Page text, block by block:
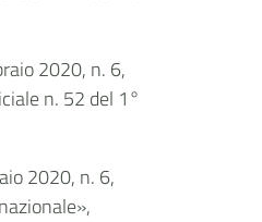
2020, n. 6,
n. 52 del 1°
2020, n. 6,